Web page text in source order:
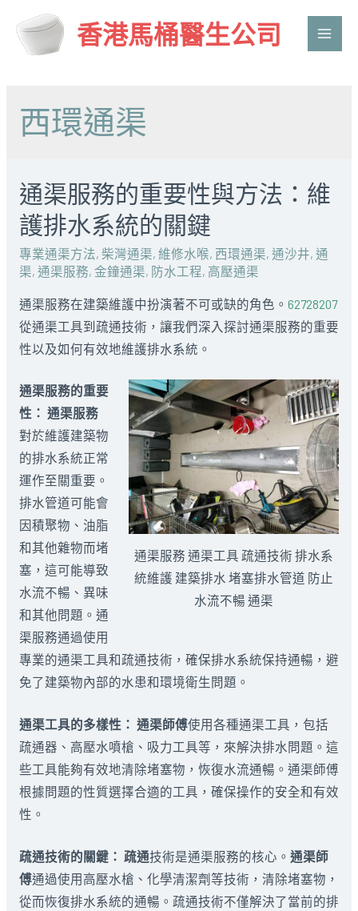
香港馬桶醫生公司
Main
西環通渠
通渠服務的重要性與方法：維
護排水系統的關鍵
專業通渠方法, 柴灣通渠, 維修水喉, 西環通渠, 通沙井, 通
渠, 通渠服務, 金鐘通渠, 防水工程, 高壓通渠
通渠服務在建築維護中扮演著不可或缺的角色。 62728207
從通渠工具到疏通技術，讓我們深入探討通渠服務的重要
性以及如何有效地維護排水系統。
通渠服務 通渠工具 疏通技術 排水系
統維護 建築排水 堵塞排水管道 防止
水流不暢 通渠
通渠服務的重要
性： 通渠服務
對於維護建築物
的排水系統正常
運作至關重要。
排水管道可能會
因積聚物、油脂
和其他雜物而堵
塞，這可能導致
水流不暢、異味
和其他問題。通
渠服務通過使用
專業的通渠工具和疏通技術，確保排水系統保持通暢，避
免了建築物內部的水患和環境衛生問題。
通渠工具的多樣性： 通渠師傅使用各種通渠工具，包括
疏通器、高壓水噴槍、吸力工具等，來解決排水問題。這
些工具能夠有效地清除堵塞物，恢復水流通暢。通渠師傅
根據問題的性質選擇合適的工具，確保操作的安全和有效
性。
疏通技術的關鍵： 疏通技術是通渠服務的核心。 通渠師
傅通過使用高壓水槍、化學清潔劑等技術，清除堵塞物，
從而恢復排水系統的通暢。疏通技術不僅解決了當前的排